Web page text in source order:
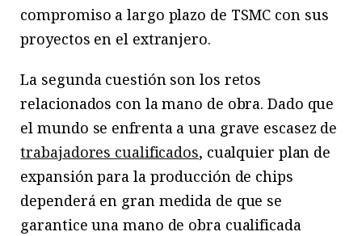
compromiso a largo plazo de TSMC con sus
proyectos en el extranjero.
La segunda cuestión son los retos
relacionados con la mano de obra. Dado que
el mundo se enfrenta a una grave escasez de
trabajadores cualificados, cualquier plan de
expansión para la producción de chips
dependerá en gran medida de que se
garantice una mano de obra cualificada